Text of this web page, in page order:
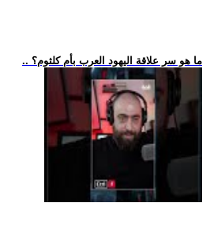
.. ما هو سر علاقة اليهود العرب بأم كلثوم؟